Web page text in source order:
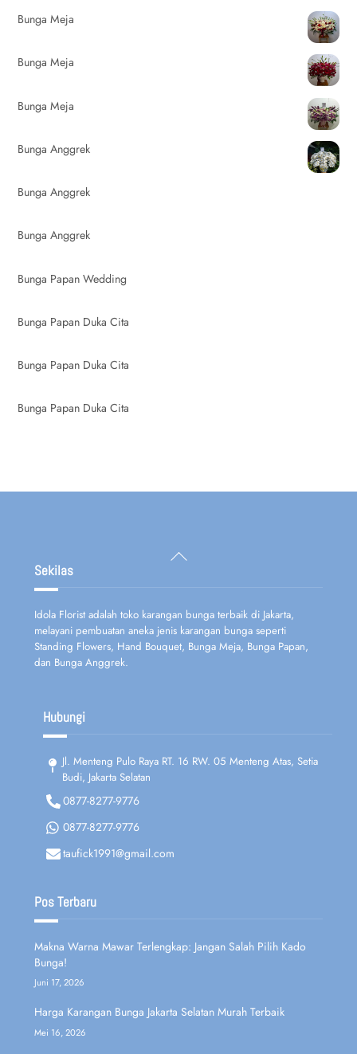
Bunga Meja
Bunga Meja
Bunga Meja
Bunga Anggrek
Bunga Anggrek
Bunga Anggrek
Bunga Papan Wedding
Bunga Papan Duka Cita
Bunga Papan Duka Cita
Bunga Papan Duka Cita
Back
To
Sekilas
Idola Florist adalah toko karangan bunga terbaik di Jakarta,
melayani pembuatan aneka jenis karangan bunga seperti
Standing Flowers, Hand Bouquet, Bunga Meja, Bunga Papan,
dan Bunga Anggrek.
Hubungi
Jl. Menteng Pulo Raya RT. 16 RW. 05 Menteng Atas, Setia
Budi, Jakarta Selatan
0877-8277-9776
0877-8277-9776
taufick1991@gmail.com
Pos Terbaru
Makna Warna Mawar Terlengkap: Jangan Salah Pilih Kado
Bunga!
Juni 17, 2026
Harga Karangan Bunga Jakarta Selatan Murah Terbaik
Mei 16, 2026